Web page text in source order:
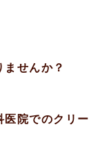
せんか？
院でのクリ